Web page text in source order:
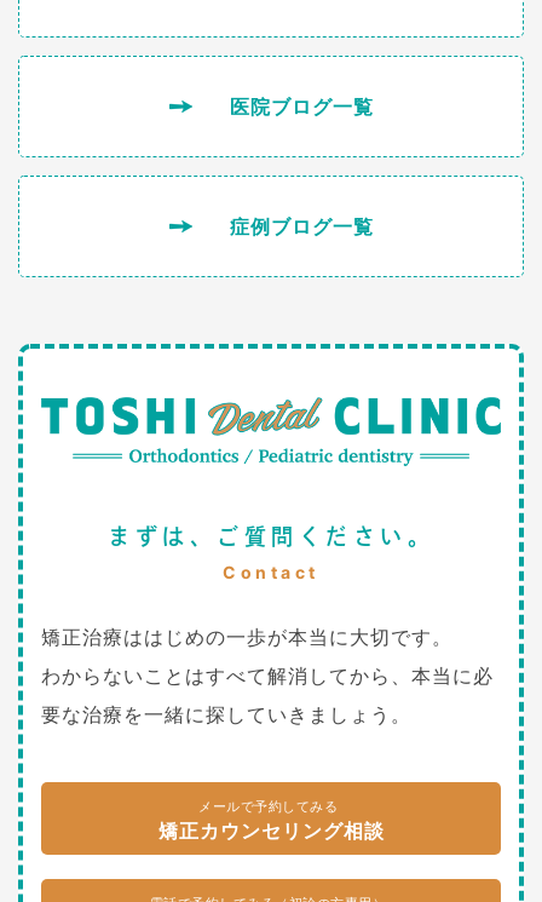
医院ブログ一覧
症例ブログ一覧
まずは、ご質問ください。
Contact
矯正治療ははじめの一歩が本当に大切です。
わからないことはすべて解消してから、本当に必
要な治療を一緒に探していきましょう。
メールで予約してみる
矯正カウンセリング相談